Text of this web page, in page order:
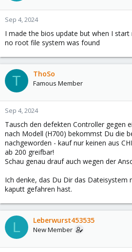
Sep 4, 2024
I made the bios update but when I
no root file system was found
T ThoSo
Famous Member
Sep 4, 2024
Tausch den defekten Controller gegen
nach Modell (H700) bekommst Du die
nachgeworden - kauf nur keinen aus
ab 200 greifbar!
Schau genau drauf auch wegen der
Ich denke, das Du Dir das Dateisystem
kaputt gefahren hast.
L Leberwurst453535
New Member